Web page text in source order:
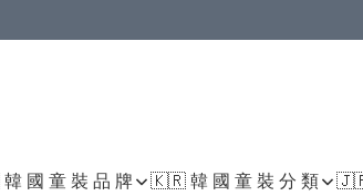
國 童 裝 品 牌 🇰🇷 韓 國 童 裝 分 類 🇯🇵